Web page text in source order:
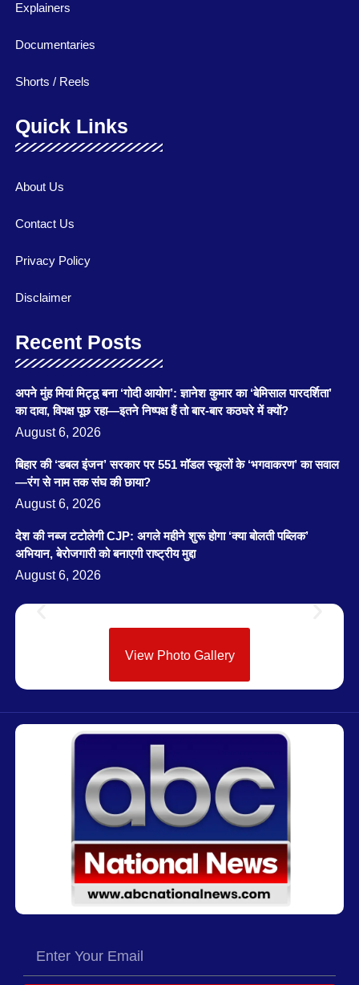
Explainers
Documentaries
Shorts / Reels
Quick Links
About Us
Contact Us
Privacy Policy
Disclaimer
Recent Posts
अपने मुंह मियां मिट्ठू बना ‘गोदी आयोग’: ज्ञानेश कुमार का ‘बेमिसाल पारदर्शिता’
का दावा, विपक्ष पूछ रहा—इतने निष्पक्ष हैं तो बार-बार कठघरे में क्यों?
August 6, 2026
बिहार की ‘डबल इंजन’ सरकार पर 551 मॉडल स्कूलों के ‘भगवाकरण’ का सवाल
—रंग से नाम तक संघ की छाया?
August 6, 2026
देश की नब्ज टटोलेगी CJP: अगले महीने शुरू होगा ‘क्या बोलती पब्लिक’
अभियान, बेरोजगारी को बनाएगी राष्ट्रीय मुद्दा
August 6, 2026
View Photo Gallery